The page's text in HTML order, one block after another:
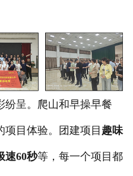
呈。爬山和早操早餐
项目体验。团建项目 趣味
速60秒等，每一个项目都